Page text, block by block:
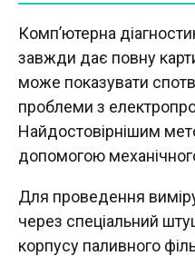
Комп’ютерна
завжди дає повну
може показувати
проблеми з
Найдостовірнішим
допомогою
Для проведення
через спеціальний
корпусу паливного